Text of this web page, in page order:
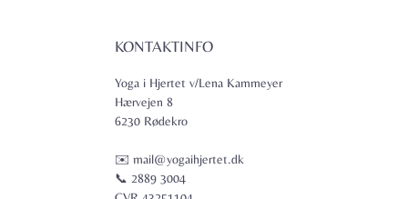
KONTAKTINFO
Yoga i Hjertet v/Lena Kammeyer
Hærvejen 8
6230 Rødekro
✉️ mail@yogaihjertet.dk
📞 2889 3004